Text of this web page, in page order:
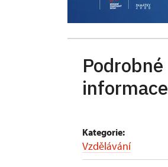
Podrobné
informace
Kategorie:
Vzdělávání